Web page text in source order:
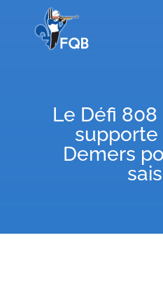
Le Défi
Demers